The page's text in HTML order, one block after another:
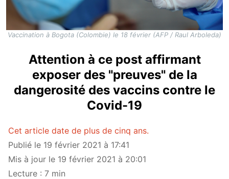
Vaccination à Bogota (Colombie) le 18 février (AFP / Raul Arboleda)
Attention à ce post affirmant
exposer des "preuves" de la
dangerosité des vaccins contre le
Covid-19
Cet article date de plus de cinq ans.
Publié le 19 février 2021 à 17:41
Mis à jour le 19 février 2021 à 20:01
Lecture : 7 min